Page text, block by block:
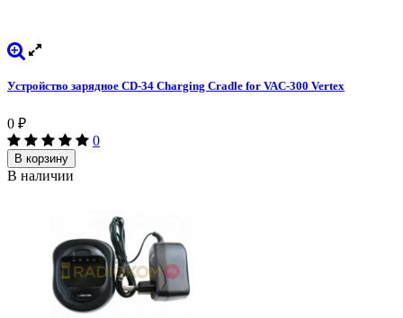
Устройство зарядное CD-34 Charging Cradle for VAC-300 Vertex
0 ₽
0
В корзину
В наличии